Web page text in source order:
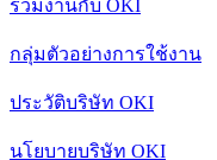
ร่วมงานกับ OKI
กลุ่มตัวอย่างการใช้งาน
ประวัติบริษัท OKI
นโยบายบริษัท OKI